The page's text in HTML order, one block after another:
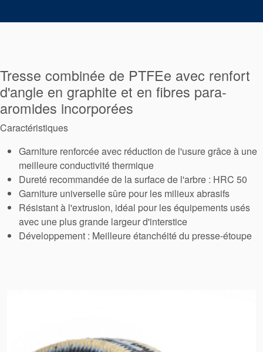
tresses
Système de
support de
joint
Remise à
neuf des
joints
Tresse combinée de PTFEe avec renfort
d'angle en graphite et en fibres para-
aromides incorporées
Caractéristiques
Garniture renforcée avec réduction de l'usure grâce à une
meilleure conductivité thermique
Dureté recommandée de la surface de l'arbre : HRC 50
Garniture universelle sûre pour les milieux abrasifs
Résistant à l'extrusion, idéal pour les équipements usés
avec une plus grande largeur d'interstice
Développement : Meilleure étanchéité du presse-étoupe